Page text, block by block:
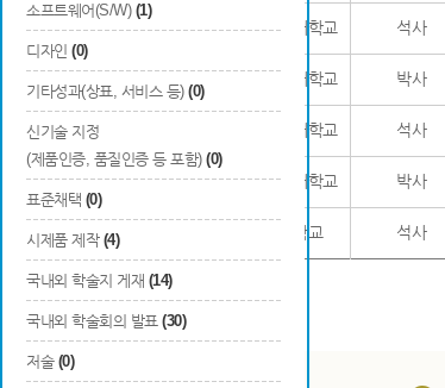
소프트웨어(S/W) (1)
디자인 (0)
기타성과(상표, 서비스 등) (0)
신기술 지정
(제품인증, 품질인증 등 포함) (0)
표준채택 (0)
시제품 제작 (4)
국내외 학술지 게재 (14)
국내외 학술회의 발표 (30)
저술 (0)
6 정윤지 서울시립대학교 석사
서울시립대학교 박사
8 서울시립대학교 석사
9 정승원 서울시립대학교 박사
10 경기대학교 석사